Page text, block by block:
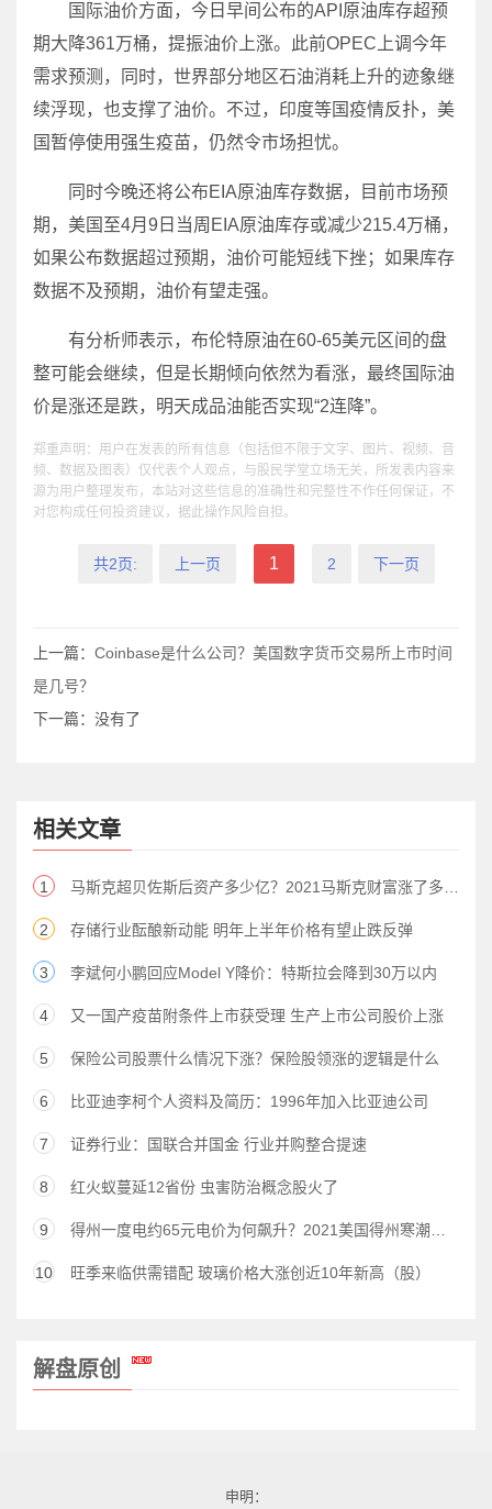
国际油价方面，今日早间公布的API原油库存超预
期大降361万桶，提振油价上涨。此前OPEC上调今年
需求预测，同时，世界部分地区石油消耗上升的迹象继
续浮现，也支撑了油价。不过，印度等国疫情反扑，美
国暂停使用强生疫苗，仍然令市场担忧。
同时今晚还将公布EIA原油库存数据，目前市场预
期，美国至4月9日当周EIA原油库存或减少215.4万桶，
如果公布数据超过预期，油价可能短线下挫；如果库存
数据不及预期，油价有望走强。
有分析师表示，布伦特原油在60-65美元区间的盘
整可能会继续，但是长期倾向依然为看涨，最终国际油
价是涨还是跌，明天成品油能否实现“2连降”。
郑重声明：用户在发表的所有信息（包括但不限于文字、图片、视频、音
频、数据及图表）仅代表个人观点，与股民学堂立场无关，所发表内容来
源为用户整理发布，本站对这些信息的准确性和完整性不作任何保证，不
对您构成任何投资建议，据此操作风险自担。
共2页: 上一页 1 2 下一页
上一篇： Coinbase是什么公司？美国数字货币交易所上市时间
是几号？
下一篇：没有了
相关文章
1 马斯克超贝佐斯后资产多少亿？2021马斯克财富涨了多少？
2 存储行业酝酿新动能 明年上半年价格有望止跌反弹
3 李斌何小鹏回应Model Y降价：特斯拉会降到30万以内
4 又一国产疫苗附条件上市获受理 生产上市公司股价上涨
5 保险公司股票什么情况下涨？保险股领涨的逻辑是什么
6 比亚迪李柯个人资料及简历：1996年加入比亚迪公司
7 证券行业：国联合并国金 行业并购整合提速
8 红火蚁蔓延12省份 虫害防治概念股火了
9 得州一度电约65元电价为何飙升？2021美国得州寒潮对产业影响分析
10 旺季来临供需错配 玻璃价格大涨创近10年新高（股）
解盘原创
申明：